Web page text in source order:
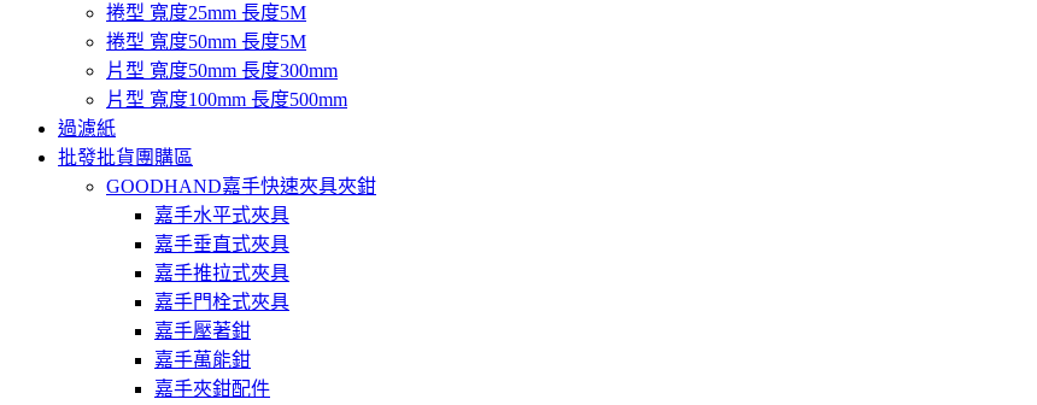
捲型 寬度25mm 長度5M
捲型 寬度50mm 長度5M
片型 寬度50mm 長度300mm
片型 寬度100mm 長度500mm
過濾紙
批發批貨團購區
GOODHAND嘉手快速夾具夾鉗
嘉手水平式夾具
嘉手垂直式夾具
嘉手推拉式夾具
嘉手門栓式夾具
嘉手壓著鉗
嘉手萬能鉗
嘉手夾鉗配件